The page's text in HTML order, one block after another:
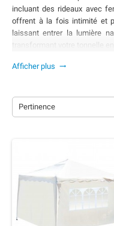
incluant des rideaux avec
offrent à la fois intimité et
laissant entrer la lumière
Afficher plus 
Pertinence